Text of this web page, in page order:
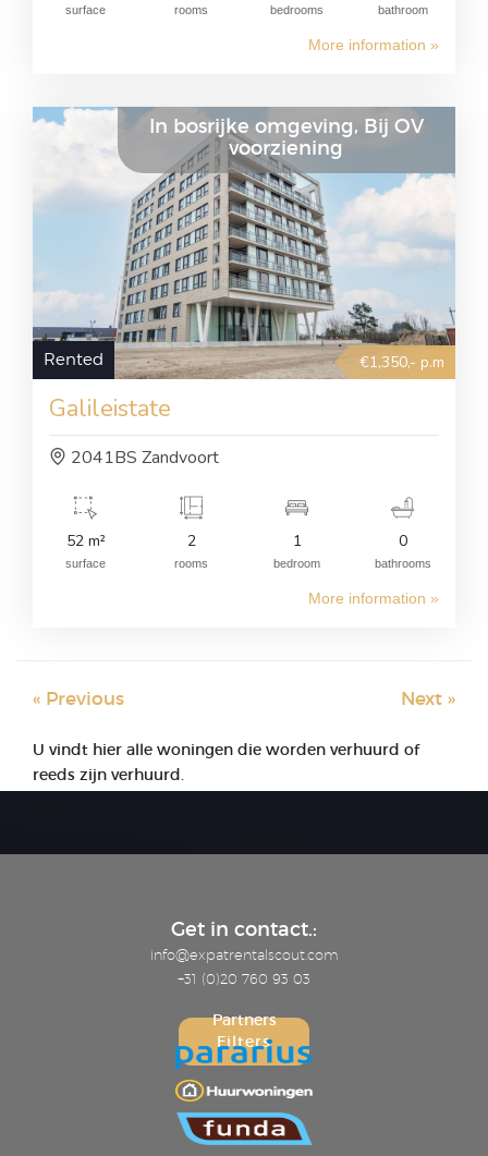
surface rooms bedrooms bathroom
More information »
In bosrijke omgeving, Bij OV
voorziening
Rented €1,350,- p.m
Galileistate
2041BS Zandvoort
52 m²
surface
2
rooms
1
bedroom
0
bathrooms
More information »
« Previous Next »
U vindt hier alle woningen die worden verhuurd of
reeds zijn verhuurd.
Filters
Get in contact.:
info@expatrentalscout.com
+31 (0)20 760 93 03
Partners